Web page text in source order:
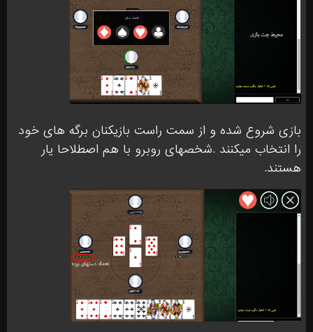
بازی شروع شده و از سمت راست بازیکنان برگه های خود
را انتخاب میکنند .شخصهای روبرو با هم اصطلاحا یار
هستند.